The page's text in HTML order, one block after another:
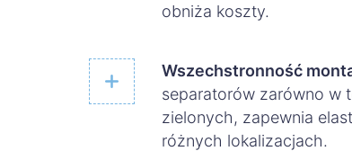
obniża koszty.
Wszechstronność
separatorów zarówno w
zielonych, zapewnia
różnych lokalizacjach.